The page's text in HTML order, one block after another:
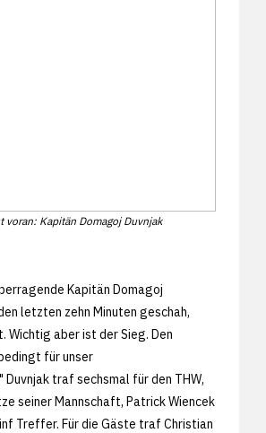
voran: Kapitän Domagoj Duvnjak
Kapitän Domagoj
letzten zehn Minuten geschah,
Wichtig aber ist der Sieg. Den
für unser
traf sechsmal für den THW,
seiner Mannschaft, Patrick Wiencek
Treffer. Für die Gäste traf Christian